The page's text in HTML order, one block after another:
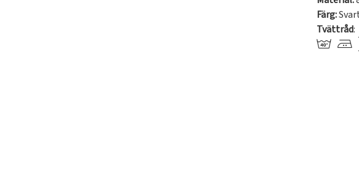
Färg:
Tvättråd: